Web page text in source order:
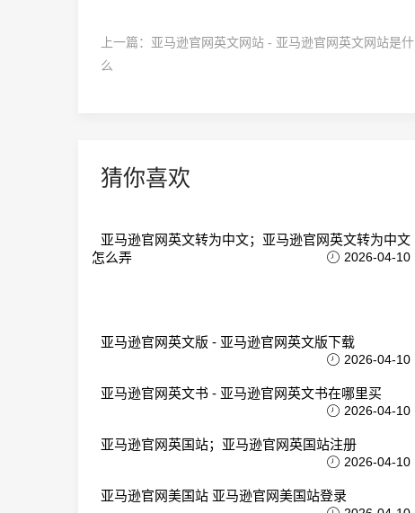
上一篇： 亚马逊官网英文网站 - 亚马逊官网英文网站是什
么
猜你喜欢
亚马逊官网英文转为中文；亚马逊官网英文转为中文
怎么弄
2026-04-10
亚马逊官网英文版 - 亚马逊官网英文版下载
2026-04-10
亚马逊官网英文书 - 亚马逊官网英文书在哪里买
2026-04-10
亚马逊官网英国站；亚马逊官网英国站注册
2026-04-10
亚马逊官网美国站 亚马逊官网美国站登录